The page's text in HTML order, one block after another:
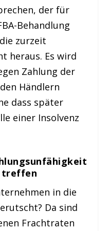
der für
Behandlung
zurzeit
heraus. Es wird
Zahlung der
Händlern
dass später
einer Insolvenz
treffen
in die
Da sind
Frachtraten